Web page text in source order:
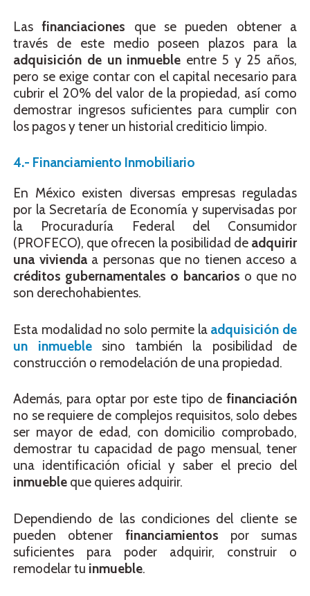
Lasfinanciaciones que se pueden obtener a
través de este medio poseen plazos para la
adquisición de un inmueble entre 5 y 25 años,
pero se exige contar con el capital necesario para
cubrir el 20% del valor de la propiedad, así como
demostrar ingresos suficientes para cumplir con
los pagos y tener un historial crediticio limpio.
4.- Financiamiento Inmobiliario
En México existen diversas empresas reguladas
por la Secretaría de Economía y supervisadas por
la Procuraduría Federal del Consumidor
(PROFECO), que ofrecen la posibilidad de adquirir
una vivienda a personas que no tienen acceso a
créditos gubernamentales o bancarios o que no
son derechohabientes.
Esta modalidad no solo permite la adquisición de
un inmueblesino también la posibilidad de
construcción o remodelación de una propiedad.
Además, para optar por este tipo de financiación
no se requiere de complejos requisitos, solo debes
ser mayor de edad, con domicilio comprobado,
demostrar tu capacidad de pago mensual, tener
una identificación oficial y saber el precio del
inmueble que quieres adquirir.
Dependiendo de las condiciones del cliente se
pueden obtener financiamientos por sumas
suficientes para poder adquirir, construir o
remodelar tu inmueble.